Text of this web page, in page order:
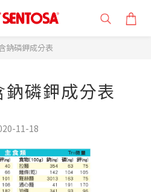
鈉磷鉀成分表
磷鉀成分表
11-18